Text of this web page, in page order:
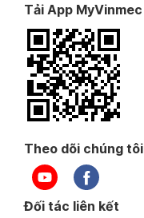
Tải App MyVinmec
Theo dõi chúng tôi
Đối tác liên kết